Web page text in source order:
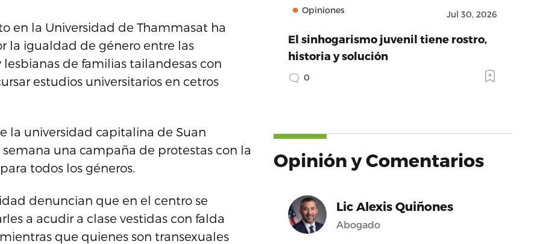
en la Universidad de Thammasat ha
la igualdad de género entre las
de familias tailandesas con
estudios universitarios en cetros
la universidad capitalina de Suan
una campaña de protestas con la
todos los géneros.
denuncian que en el centro se
a acudir a clase vestidas con falda
que quienes son transexuales
Opiniones Jul 30, 2026
El sinhogarismo juvenil tiene rostro,
historia y solución
0
Opinión y Comentarios
Lic Alexis Quiñones
Abogado